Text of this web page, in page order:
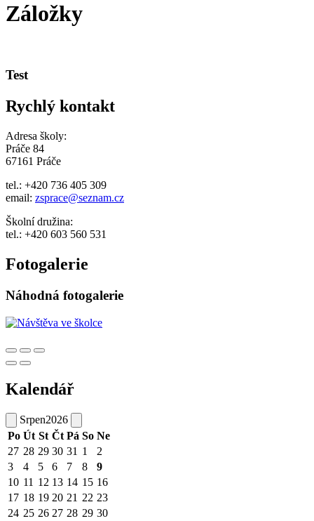
Záložky
Test
Rychlý kontakt
Adresa školy:
Práče 84
67161 Práče
tel.: +420 736 405 309
email: zsprace@seznam.cz
Školní družina:
tel.: +420 603 560 531
Fotogalerie
Náhodná fotogalerie
Kalendář
Srpen2026
Po Út St Čt Pá So Ne
27 28 29 30 31 1
2
3
4 5 6 7 8
9
10 11 12 13 14 15 16
17 18 19 20 21 22 23
24 25 26 27 28 29 30